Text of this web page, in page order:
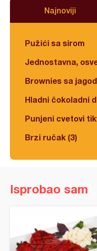
Najnoviji
Pužići sa sirom
Jednostavna,
Brownies sa
Hladni čokoladni
Punjeni cvetovi
Brzi ručak (3)
Isprobao sam